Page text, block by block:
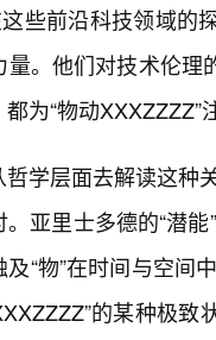
这些前沿科技领域的
量。他们对技术伦
为“物动XXXZZZZ”
学层面去解读这种
亚里士多德的“潜
“物”在时间与空间
的某种极